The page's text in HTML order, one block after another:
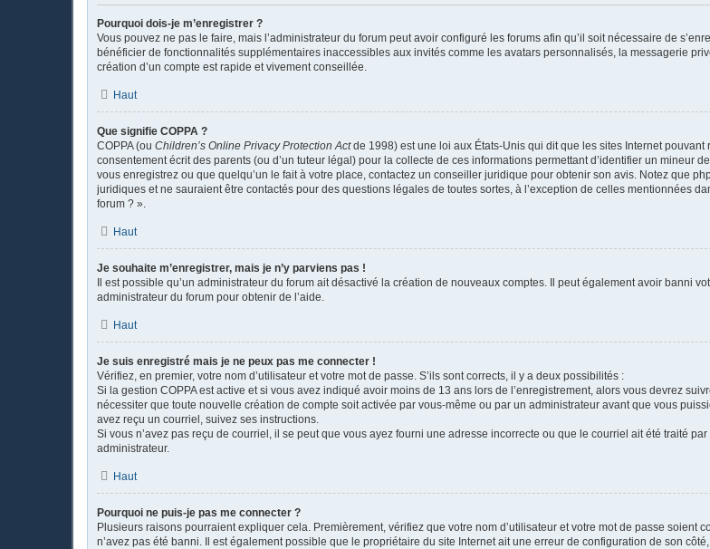
Pourquoi dois-je m’enregistrer ?
Vous pouvez ne pas le faire, mais l’administrateur du forum peut avoir configuré les forums afin qu’il soit nécessaire de
bénéficier de fonctionnalités supplémentaires inaccessibles aux invités comme les avatars personnalisés, la messagerie
création d’un compte est rapide et vivement conseillée.
Haut
Que signifie COPPA ?
COPPA (ou Children’s Online Privacy Protection Actde 1998) est une loi aux États-Unis qui dit que les sites Internet
consentement écrit des parents (ou d’un tuteur légal) pour la collecte de ces informations permettant d’identifier un mineur
vous enregistrez ou que quelqu’un le fait à votre place, contactez un conseiller juridique pour obtenir son avis. Notez que
juridiques et ne sauraient être contactés pour des questions légales de toutes sortes, à l’exception de celles mentionnées
forum ? ».
Haut
Je souhaite m’enregistrer, mais je n’y parviens pas !
Il est possible qu’un administrateur du forum ait désactivé la création de nouveaux comptes. Il peut également avoir banni
administrateur du forum pour obtenir de l’aide.
Haut
Je suis enregistré mais je ne peux pas me connecter !
Vérifiez, en premier, votre nom d’utilisateur et votre mot de passe. S’ils sont corrects, il y a deux possibilités :
Si la gestion COPPA est active et si vous avez indiqué avoir moins de 13 ans lors de l’enregistrement, alors vous devrez
nécessiter que toute nouvelle création de compte soit activée par vous-même ou par un administrateur avant que vous
avez reçu un courriel, suivez ses instructions.
Si vous n’avez pas reçu de courriel, il se peut que vous ayez fourni une adresse incorrecte ou que le courriel ait été traité
administrateur.
Haut
Pourquoi ne puis-je pas me connecter ?
Plusieurs raisons pourraient expliquer cela. Premièrement, vérifiez que votre nom d’utilisateur et votre mot de passe soient
n’avez pas été banni. Il est également possible que le propriétaire du site Internet ait une erreur de configuration de son côté,